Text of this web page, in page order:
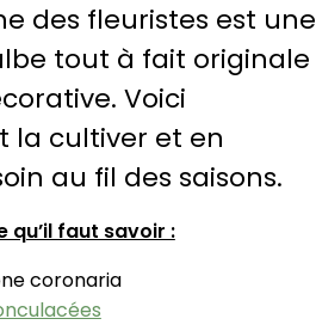
des fleuristes est une
tout à fait originale
Voici
la cultiver et en
au fil des saisons.
qu’il faut savoir :
coronaria